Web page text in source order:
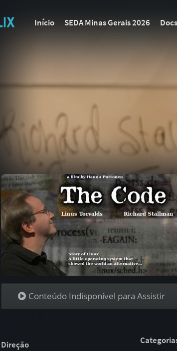
Início SEDA Minas Gerais 2026 Docs
Conteúdo Indisponível para Assistir
Direção